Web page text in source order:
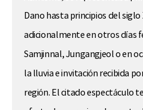
Dano hasta principios del siglo
adicionalmente en otros días
Samjinnal, Jungangjeol o en
la lluvia e invitación recibida
región. El citado espectáculo